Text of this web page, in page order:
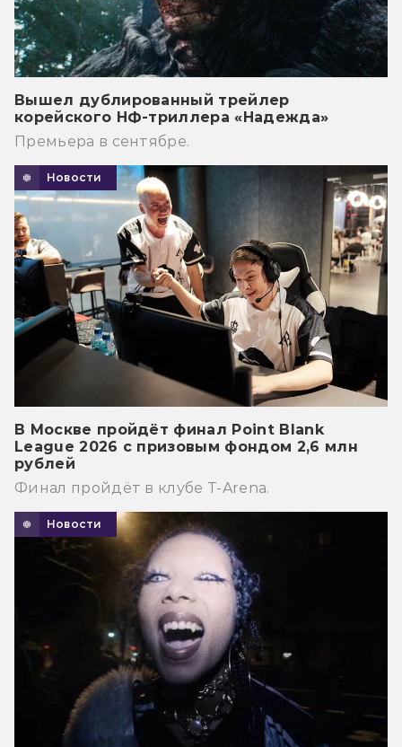
Вышел дублированный трейлер
корейского НФ-триллера «Надежда»
Премьера в сентябре.
Новости
В Москве пройдёт финал Point Blank
League 2026 с призовым фондом 2,6 млн
рублей
Финал пройдёт в клубе T-Arena.
Новости